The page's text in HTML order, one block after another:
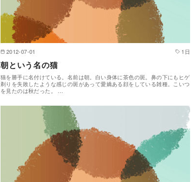
2012-07-01 1日
朝という名の猫
猫を勝手に名付けている。名前は朝。白い身体に茶色の斑。鼻の下にもヒゲ
剃りを失敗したような感じの斑があって愛嬌ある顔をしている雑種。こいつ
を見たのは秋だった。 …